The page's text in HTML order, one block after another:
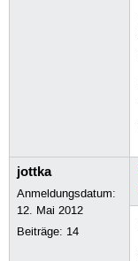
jottka
Anmeldungsdatum:
12. Mai 2012
Beiträge: 14